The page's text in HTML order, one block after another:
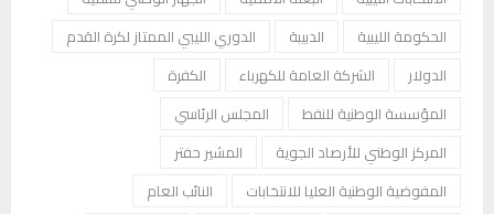
الحكومة الليبية
الدبيبة
الدوري الليبي الممتاز لكرة القدم
الدولار
الشركة العامة للكهرباء
الكفرة
المؤسسة الوطنية للنفط
المجلس الرئاسي
المركز الوطني للأرصاد الجوية
المشير حفتر
المفوضية الوطنية العليا للانتخابات
النائب العام